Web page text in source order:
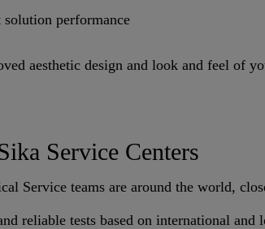
solution performance
aesthetic design and look and feel of
Service Centers
Service teams are around the world,
reliable tests based on international and